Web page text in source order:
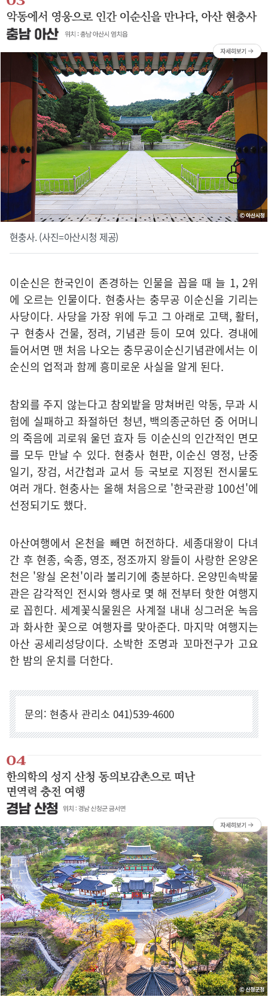
현충사. (사진=아산시청 제공)
이순신은 한국인이 존경하는 인물을 꼽을 때 늘 1, 2위
에 오르는 인물이다. 현충사는 충무공 이순신을 기리는
사당이다. 사당을 가장 위에 두고 그 아래로 고택, 활터,
구 현충사 건물, 정려, 기념관 등이 모여 있다. 경내에
들어서면 맨 처음 나오는 충무공이순신기념관에서는 이
순신의 업적과 함께 흥미로운 사실을 알게 된다.
참외를 주지 않는다고 참외밭을 망쳐버린 악동, 무과 시
험에 실패하고 좌절하던 청년, 백의종군하던 중 어머니
의 죽음에 괴로워 울던 효자 등 이순신의 인간적인 면모
를 모두 만날 수 있다. 현충사 현판, 이순신 영정, 난중
일기, 장검, 서간첩과 교서 등 국보로 지정된 전시물도
여러 개다. 현충사는 올해 처음으로 '한국관광 100선'에
선정되기도 했다.
아산여행에서 온천을 빼면 허전하다. 세종대왕이 다녀
간 후 현종, 숙종, 영조, 정조까지 왕들이 사랑한 온양온
천은 '왕실 온천'이라 불리기에 충분하다. 온양민속박물
관은 감각적인 전시와 행사로 몇 해 전부터 핫한 여행지
로 꼽힌다. 세계꽃식물원은 사계절 내내 싱그러운 녹음
과 화사한 꽃으로 여행자를 맞아준다. 마지막 여행지는
아산 공세리성당이다. 소박한 조명과 꼬마전구가 고요
한 밤의 운치를 더한다.
문의: 현충사 관리소 041)539-4600